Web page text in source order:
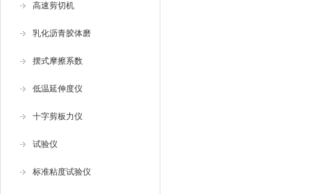
高速剪切机
乳化沥青胶体磨
摆式摩擦系数
低温延伸度仪
十字剪板力仪
试验仪
标准粘度试验仪